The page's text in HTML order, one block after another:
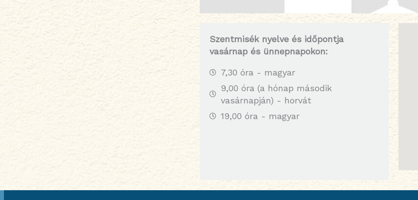
Szentmisék nyelve és időpontja
vasárnap és ünnepnapokon:
7,30 óra - magyar
9,00 óra (a hónap második
vasárnapján) - horvát
19,00 óra - magyar